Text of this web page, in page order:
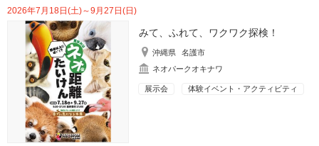
2026年7月18日(土)～9月27日(日)
みて、ふれて、ワクワク探検！
沖縄県
名護市
ネオパークオキナワ
展示会 体験イベント・アクティビティ